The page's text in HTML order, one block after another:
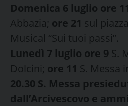
Domenica 6 luglio ore
Abbazia; ore 21 sul
Musical “Sui tuoi passi”.
Lunedì 7 luglio ore 9 S.
Dolcini; ore 11 S. Messa
20.30 S. Messa
dall’Arcivescovo e